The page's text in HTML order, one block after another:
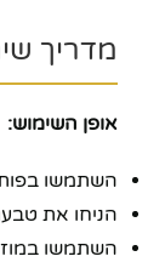
מדריך
אופן השימוש:
השתמשו
הניחו את
השתמשו